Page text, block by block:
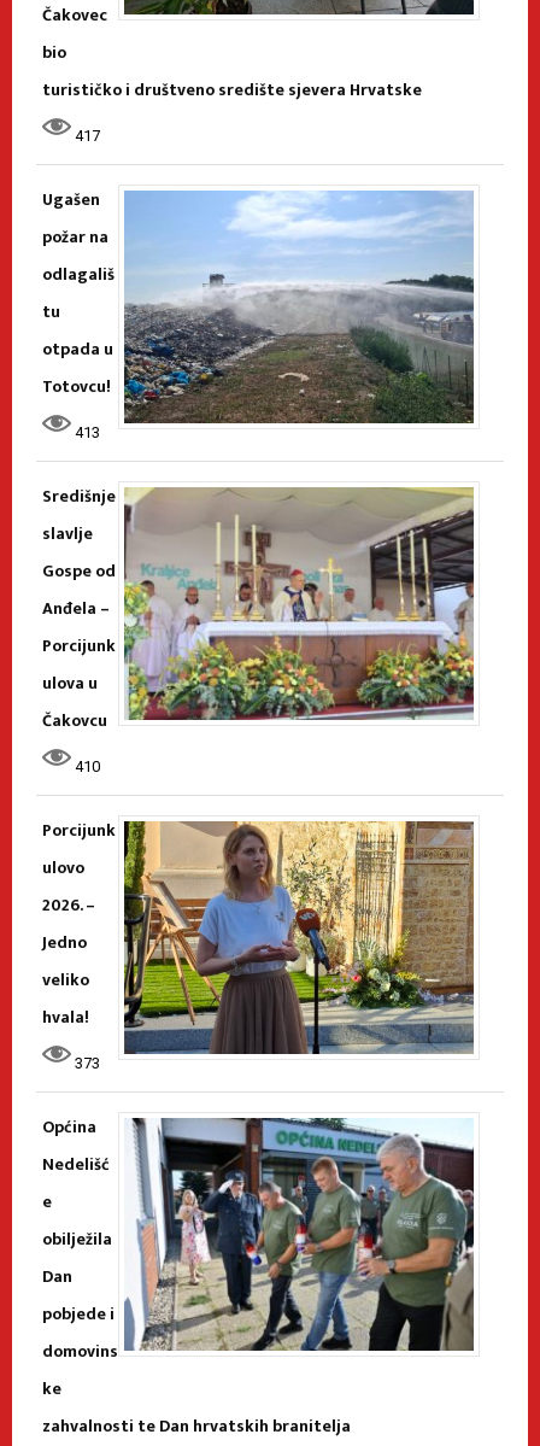
Čakovec
bio
turističko i društveno središte sjevera Hrvatske
417
Ugašen
požar na
odlagališ
tu
otpada u
Totovcu!
413
Središnje
slavlje
Gospe od
Anđela –
Porcijunk
ulova u
Čakovcu
410
Porcijunk
ulovo
2026. –
Jedno
veliko
hvala!
373
Općina
Nedelišć
e
obilježila
Dan
pobjede i
domovins
ke
zahvalnosti te Dan hrvatskih branitelja